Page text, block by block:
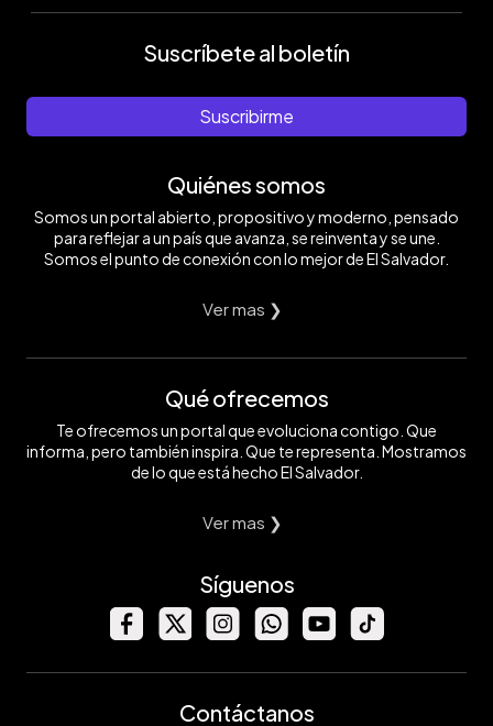
Suscríbete al boletín
Suscribirme
Quiénes somos
Somos un portal abierto, propositivo y moderno, pensado
para reflejar a un país que avanza, se reinventa y se une.
Somos el punto de conexión con lo mejor de El Salvador.
Ver mas ❯
Qué ofrecemos
Te ofrecemos un portal que evoluciona contigo. Que
informa, pero también inspira. Que te representa. Mostramos
de lo que está hecho El Salvador.
Ver mas ❯
Síguenos
Contáctanos